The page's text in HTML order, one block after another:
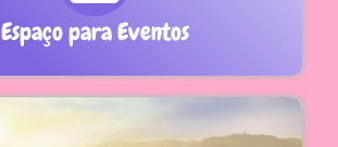
Espaço para Eventos